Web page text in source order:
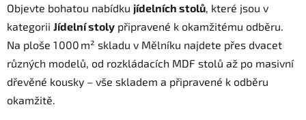
c
í
p
r
v
k
n
í
Objevte bohatou nabídku jídelních stolů , které jsou v
kategorii Jídelní stoly připravené k okamžitému odběru.
Na ploše 1 000 m² skladu v Mělníku najdete přes dvacet
různých modelů, od rozkládacích MDF stolů až po masivní
dřevěné kousky – vše skladem a připravené k odběru
okamžitě.